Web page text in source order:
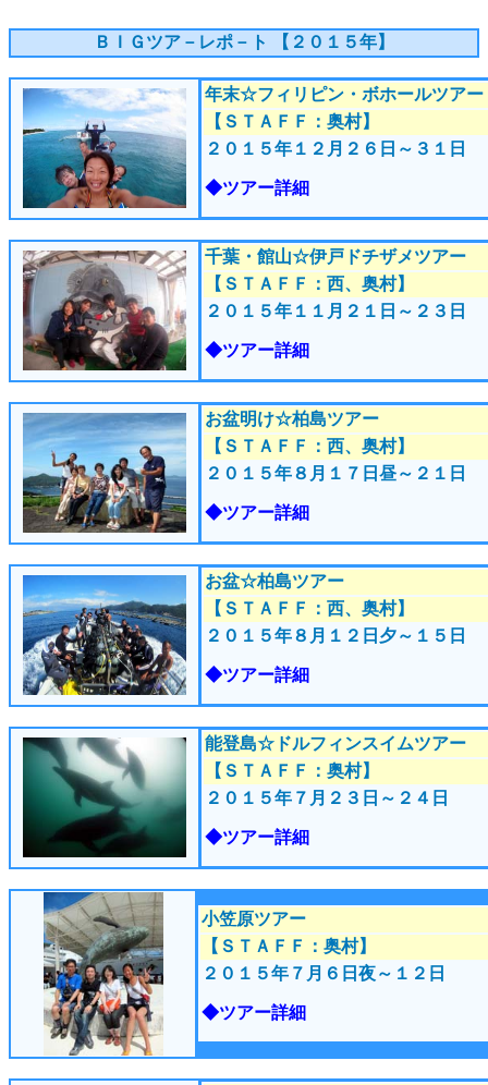
ＢＩＧツア－レポ－ト 【２０１５年】
年末☆フィリピン・ボホールツアー
【ＳＴＡＦＦ：奥村】
２０１５年１２月２６ 日～３１日
◆ツアー詳細
千葉・館山☆伊戸ドチザメツアー
【ＳＴＡＦＦ：西、奥村】
２０１５年１１月２１ 日～２３日
◆ツアー詳細
お盆明け☆柏島ツアー
【ＳＴＡＦＦ：西、奥村】
２０１５年８月１７ 日昼～２１日
◆ツアー詳細
お盆☆柏島ツアー
【ＳＴＡＦＦ：西、奥村】
２０１５年８月１２ 日夕～１５日
◆ツアー詳細
能登島☆ドルフィンスイムツアー
【ＳＴＡＦＦ：奥村】
２０１５年７月２３ 日～２４日
◆ツアー詳細
小笠原ツアー
【ＳＴＡＦＦ：奥村】
２０１５年７月６ 日夜～１２日
◆ツアー詳細